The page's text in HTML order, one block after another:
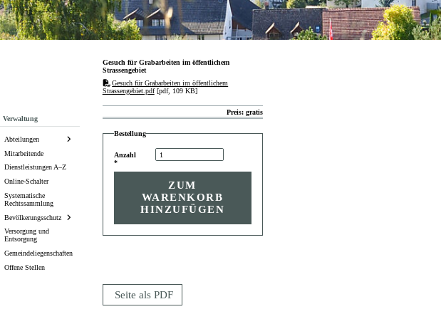
Subnavigation
Verwaltung
Abteilungen
Mitarbeitende
Dienstleistungen A–Z
Online-Schalter
Systematische
Rechtssammlung
Bevölkerungsschutz
Versorgung und
Entsorgung
Gemeindeliegenschaften
Offene Stellen
Gesuch für Grabarbeiten im öffentlichem
Strassengebiet
Gesuch für Grabarbeiten im öffentlichem
Strassengebiet.pdf[pdf, 109 KB]
Preis: gratis
Bestellung
Anzahl
*
ZUM
WARENKORB
HINZUFÜGEN
Seite als PDF